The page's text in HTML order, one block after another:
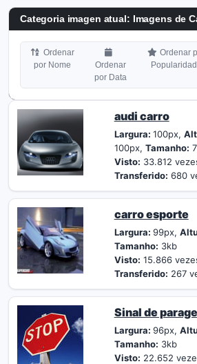
Categoria imagen atual: Imagens de
Ordenar
por Nome
Ordenar
por Data
Ordenar
audi carro
Largura: 100px,
100px, Tamanho:
Visto: 33.812
Transferido: 680
carro esporte
Largura: 99px,
Tamanho: 3kb
Visto: 15.866
Transferido: 267
Sinal de
Largura: 96px,
Tamanho: 3kb
Visto: 22.652